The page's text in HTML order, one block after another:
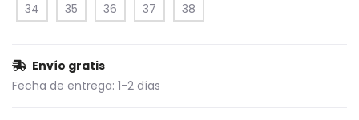
34 35 36 37 38
Envío gratis
Fecha de entrega: 1-2 días